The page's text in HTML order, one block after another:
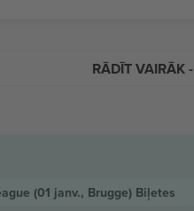
RĀDĪT VAIRĀK
(01 janv., Brugge) Biļetes